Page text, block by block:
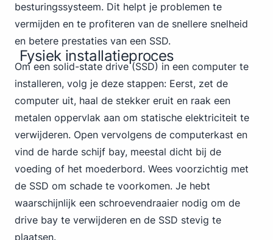
besturingssysteem. Dit helpt je problemen te
vermijden en te profiteren van de snellere snelheid
en betere prestaties van een SSD.
Fysiek installatieproces
Om een ​​solid-state drive (SSD) in een computer te
installeren, volg je deze stappen: Eerst, zet de
computer uit, haal de stekker eruit en raak een
metalen oppervlak aan om statische elektriciteit te
verwijderen. Open vervolgens de computerkast en
vind de harde schijf bay, meestal dicht bij de
voeding of het moederbord. Wees voorzichtig met
de SSD om schade te voorkomen. Je hebt
waarschijnlijk een schroevendraaier nodig om de
drive bay te verwijderen en de SSD stevig te
plaatsen.